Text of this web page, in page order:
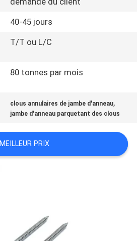
40-45 jours
T/T ou L/C
80 tonnes par mois
clous annulaires de jambe d'anneau,
jambe d'anneau parquetant des clous
MEILLEUR PRIX